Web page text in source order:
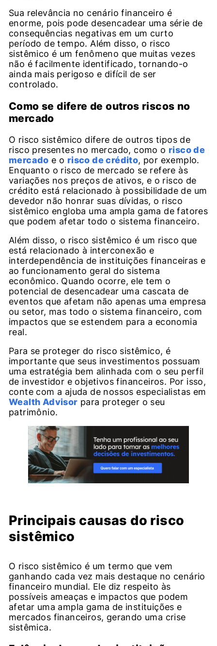
Sua relevância no cenário financeiro é
enorme, pois pode desencadear uma série de
consequências negativas em um curto
período de tempo. Além disso, o risco
sistêmico é um fenômeno que muitas vezes
não é facilmente identificado, tornando-o
ainda mais perigoso e difícil de ser
controlado.
Como se difere de outros riscos no
mercado
O risco sistêmico difere de outros tipos de
risco presentes no mercado, como o risco de
mercado e o risco de crédito, por exemplo.
Enquanto o risco de mercado se refere às
variações nos preços de ativos, e o risco de
crédito está relacionado à possibilidade de um
devedor não honrar suas dívidas, o risco
sistêmico engloba uma ampla gama de fatores
que podem afetar todo o sistema financeiro.
Além disso, o risco sistêmico é um risco que
está relacionado à interconexão e
interdependência de instituições financeiras e
ao funcionamento geral do sistema
econômico. Quando ocorre, ele tem o
potencial de desencadear uma cascata de
eventos que afetam não apenas uma empresa
ou setor, mas todo o sistema financeiro, com
impactos que se estendem para a economia
real.
Para se proteger do risco sistêmico, é
importante que seus investimentos possuam
uma estratégia bem alinhada com o seu perfil
de investidor e objetivos financeiros. Por isso,
conte com a ajuda de nossos especialistas em
Wealth Advisor para proteger o seu
patrimônio.
Principais causas do risco
sistêmico
O risco sistêmico é um termo que vem
ganhando cada vez mais destaque no cenário
financeiro mundial. Ele diz respeito às
possíveis ameaças e impactos que podem
afetar uma ampla gama de instituições e
mercados financeiros, gerando uma crise
sistêmica.